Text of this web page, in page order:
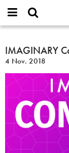
IMAGINARY
open
or
username
*
Passwort
Suche
IMAGINARY
Conference
2018
IMAGINARY
4 Nov. 2018